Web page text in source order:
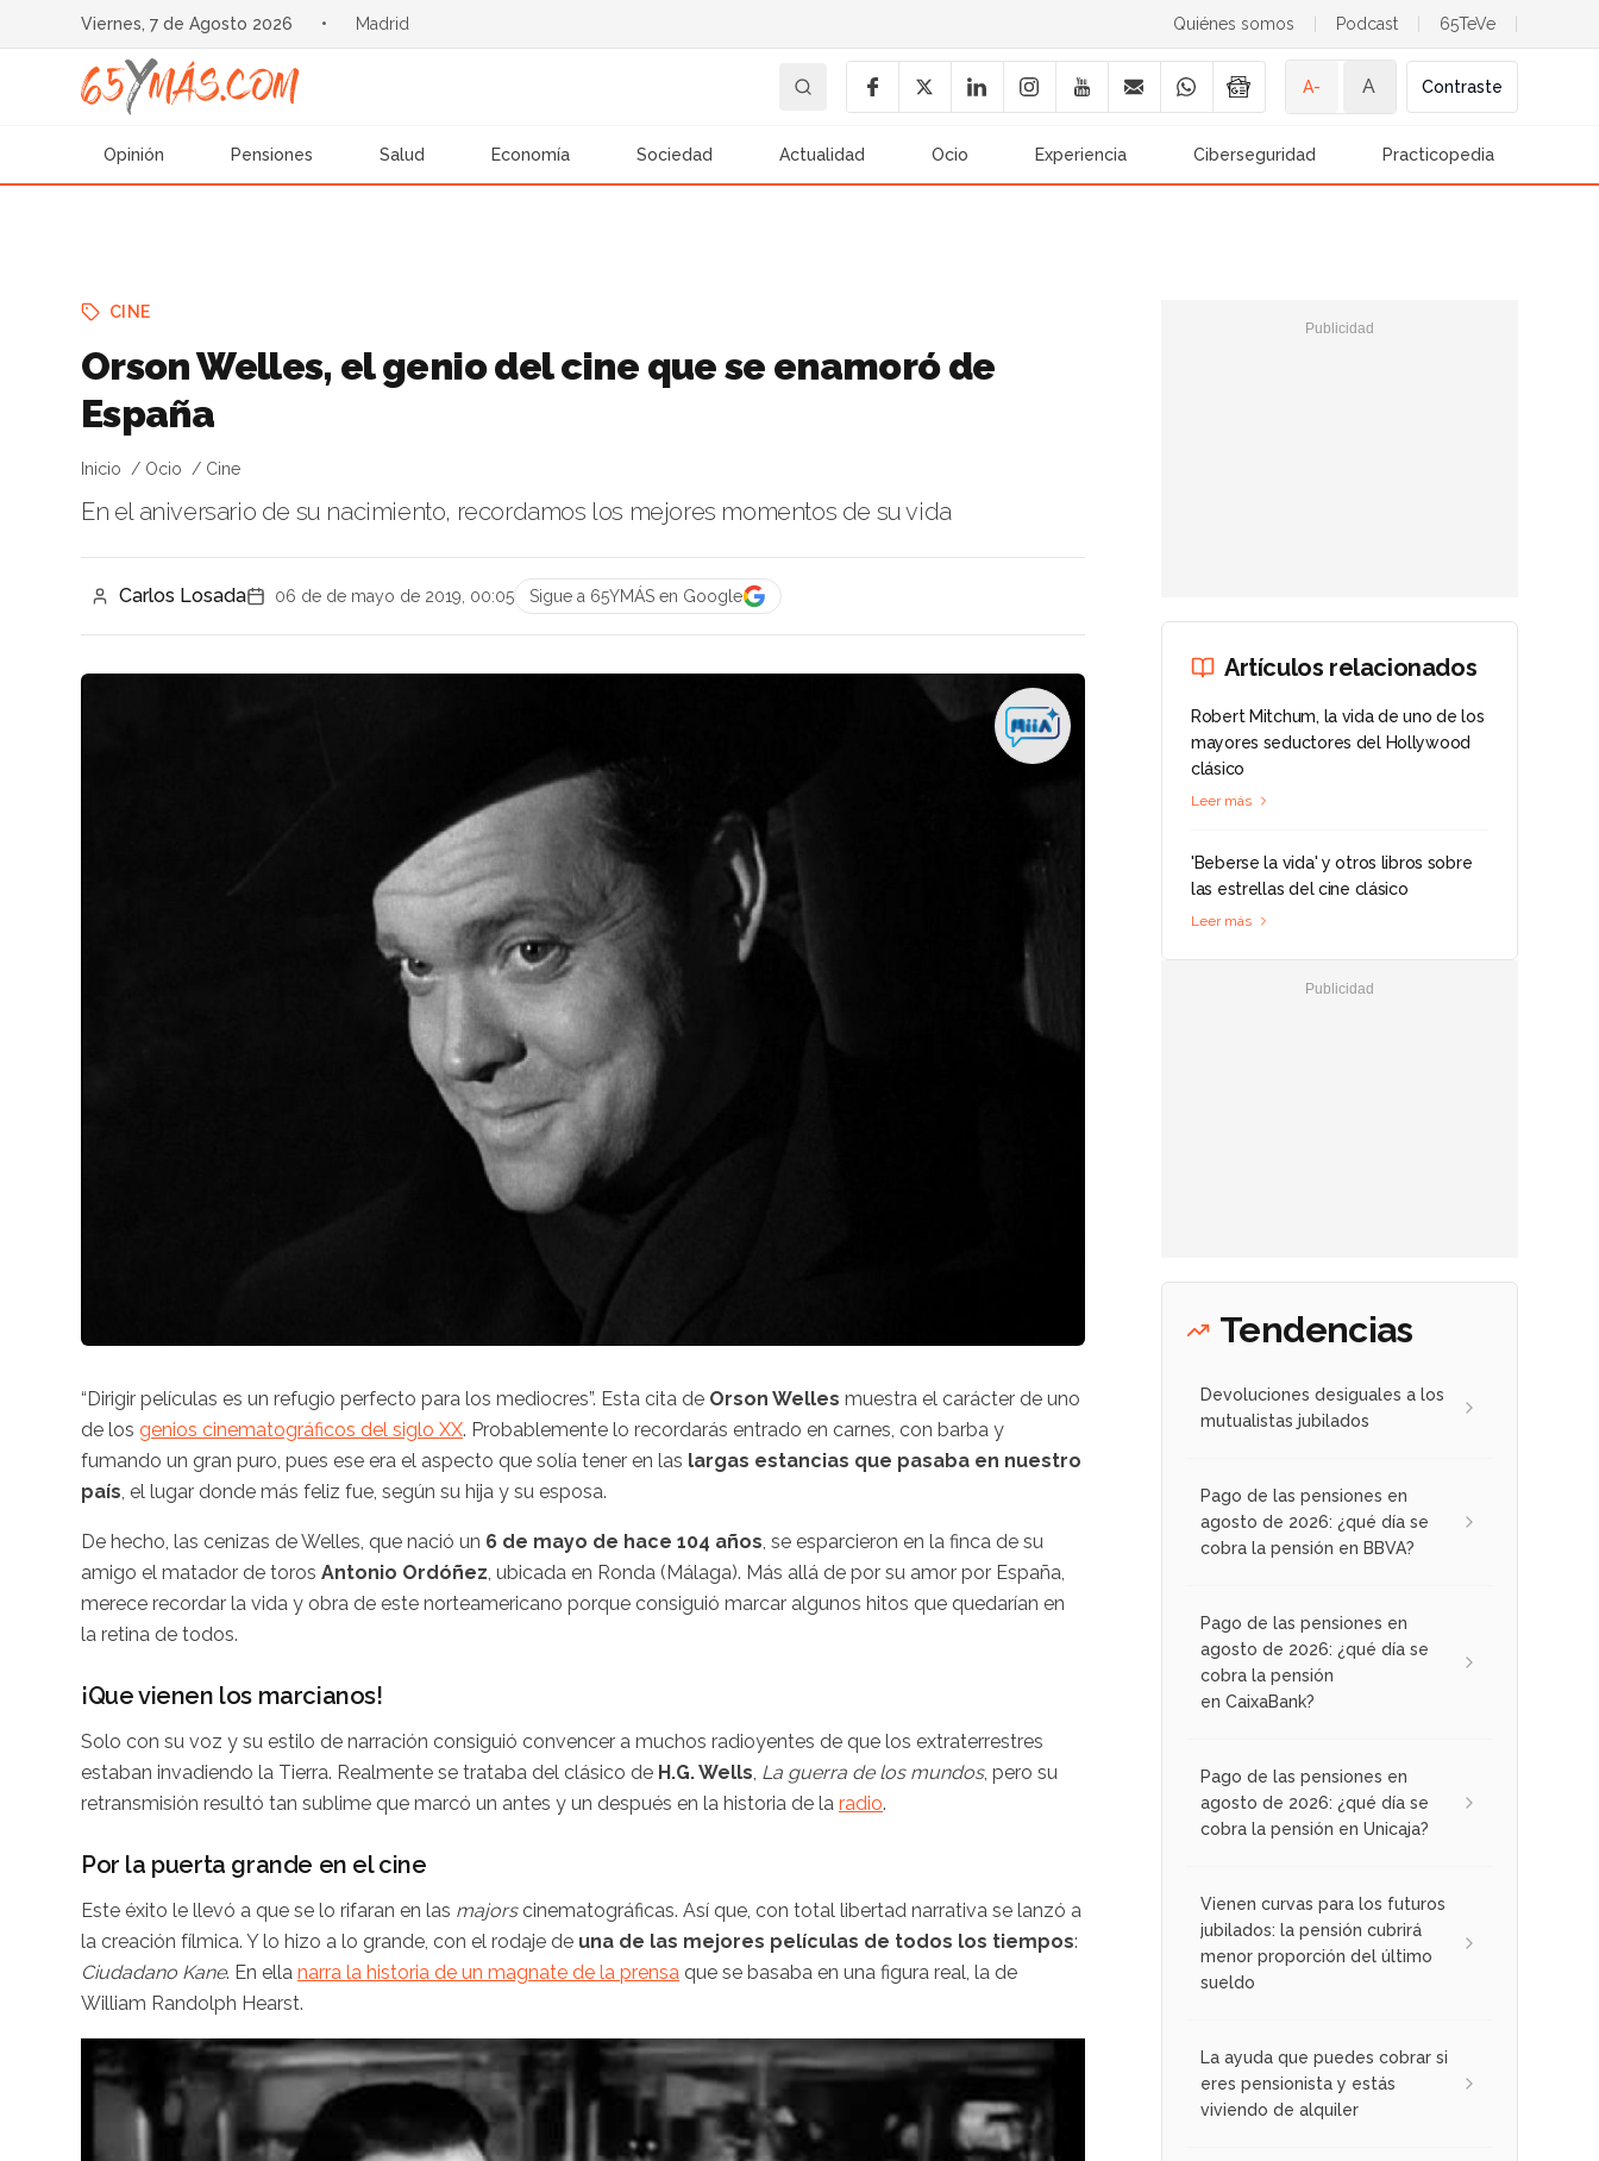
Viernes, 7 de Agosto 2026 • Madrid Quiénes somos Podcast 65TeVe
A- A Contraste
Opinión Pensiones Salud Economía Sociedad Actualidad Ocio Experiencia Ciberseguridad Practicopedia
CINE
Orson Welles, el genio del cine que se enamoró de
España
Inicio Ocio Cine
En el aniversario de su nacimiento, recordamos los mejores momentos de su vida
Carlos Losada 06 de de mayo de 2019, 00:05 Sigue a 65YMÁS en Google
“Dirigir películas es un refugio perfecto para los mediocres”. Esta cita de Orson Welles muestra el carácter de uno
de los genios cinematográficos del siglo XX. Probablemente lo recordarás entrado en carnes, con barba y
fumando un gran puro, pues ese era el aspecto que solía tener en las largas estancias que pasaba en nuestro
país , el lugar donde más feliz fue, según su hija y su esposa.
De hecho, las cenizas de Welles, que nació un 6 de mayo de hace 104 años , se esparcieron en la finca de su
amigo el matador de toros Antonio Ordóñez , ubicada en Ronda (Málaga). Más allá de por su amor por España,
merece recordar la vida y obra de este norteamericano porque consiguió marcar algunos hitos que quedarían en
la retina de todos.
¡Que vienen los marcianos!
Solo con su voz y su estilo de narración consiguió convencer a muchos radioyentes de que los extraterrestres
estaban invadiendo la Tierra. Realmente se trataba del clásico de H.G. Wells La guerra de los mundos, pero su
retransmisión resultó tan sublime que marcó un antes y un después en la historia de la radio.
Por la puerta grande en el cine
Este éxito le llevó a que se lo rifaran en las majorscinematográficas. Así que, con total libertad narrativa se lanzó a
la creación fílmica. Y lo hizo a lo grande, con el rodaje de una de las mejores películas de todos los tiempos:
Ciudadano Kane. En ella narra la historia de un magnate de la prensa que se basaba en una figura real, la de
William Randolph Hearst.
Artículos relacionados
Robert Mitchum, la vida de uno de los
mayores seductores del Hollywood
clásico
Leer más
'Beberse la vida' y otros libros sobre
las estrellas del cine clásico
Leer más
Tendencias
Devoluciones desiguales a los
mutualistas jubilados
Pago de las pensiones en
agosto de 2026: ¿qué día se
cobra la pensión en BBVA?
Pago de las pensiones en
agosto de 2026: ¿qué día se
cobra la pensión
en CaixaBank?
Pago de las pensiones en
agosto de 2026: ¿qué día se
cobra la pensión en Unicaja?
Vienen curvas para los futuros
jubilados: la pensión cubrirá
menor proporción del último
sueldo
La ayuda que puedes cobrar si
eres pensionista y estás
viviendo de alquiler